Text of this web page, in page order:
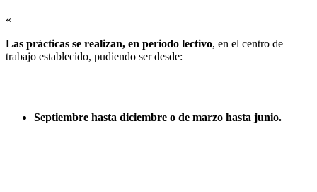
«
Las prácticas se realizan, en periodo lectivo, en el centro de
trabajo establecido, pudiendo ser desde:
Septiembre hasta diciembre o de marzo hasta junio.